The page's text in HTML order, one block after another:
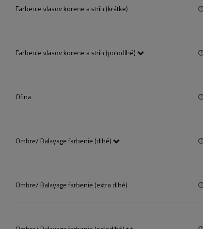
Farbenie vlasov korene a strih (krátke)
Farbenie vlasov korene a strih (polodlhé)
Ofina
Ombre/ Balayage farbenie (dlhé)
Ombre/ Balayage farbenie (extra dlhé)